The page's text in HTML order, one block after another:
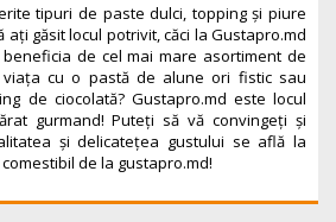
tipuri de paste dulci, topping și piure
ați găsit locul potrivit, căci la Gustapro.md
de cel mai mare asortiment de
viața cu o pastă de alune ori fistic sau
de ciocolată? Gustapro.md este locul
gurmand! Puteți să vă convingeți și
și delicatețea gustului se află la
de la gustapro.md!